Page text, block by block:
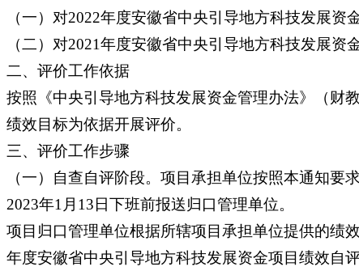
（一）对2022年度安徽省中央引导地方科技发展资
（二）对2021年度安徽省中央引导地方科技发展资
二、评价工作依据
按照《中央引导地方科技发展资金管理办法》（财
绩效目标为依据开展评价。
三、评价工作步骤
（一）自查自评阶段。项目承担单位按照本通知
2023年1月13日下班前报送归口管理单位。
项目归口管理单位根据所辖项目承担单位提供的绩
年度安徽省中央引导地方科技发展资金项目绩效自